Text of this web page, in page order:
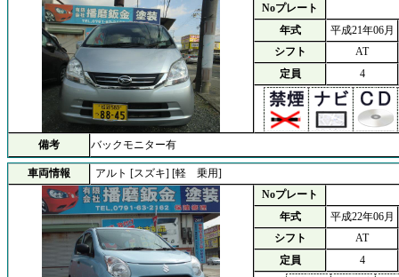
Noプレート
年式
平成21年06月
シフト
AT
定員
4
備考 バックモニター有
車両情報
アルト [スズキ] [軽 乗用]
Noプレート
年式
平成22年06月
シフト
AT
定員
4